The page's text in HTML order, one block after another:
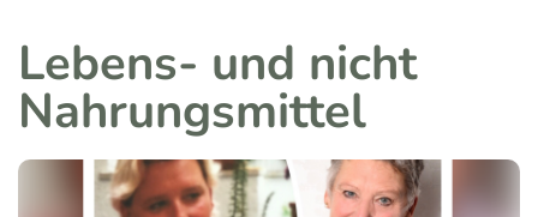
Lebens- und nicht
Nahrungsmittel